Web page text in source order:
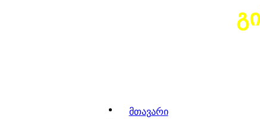
მთავარი